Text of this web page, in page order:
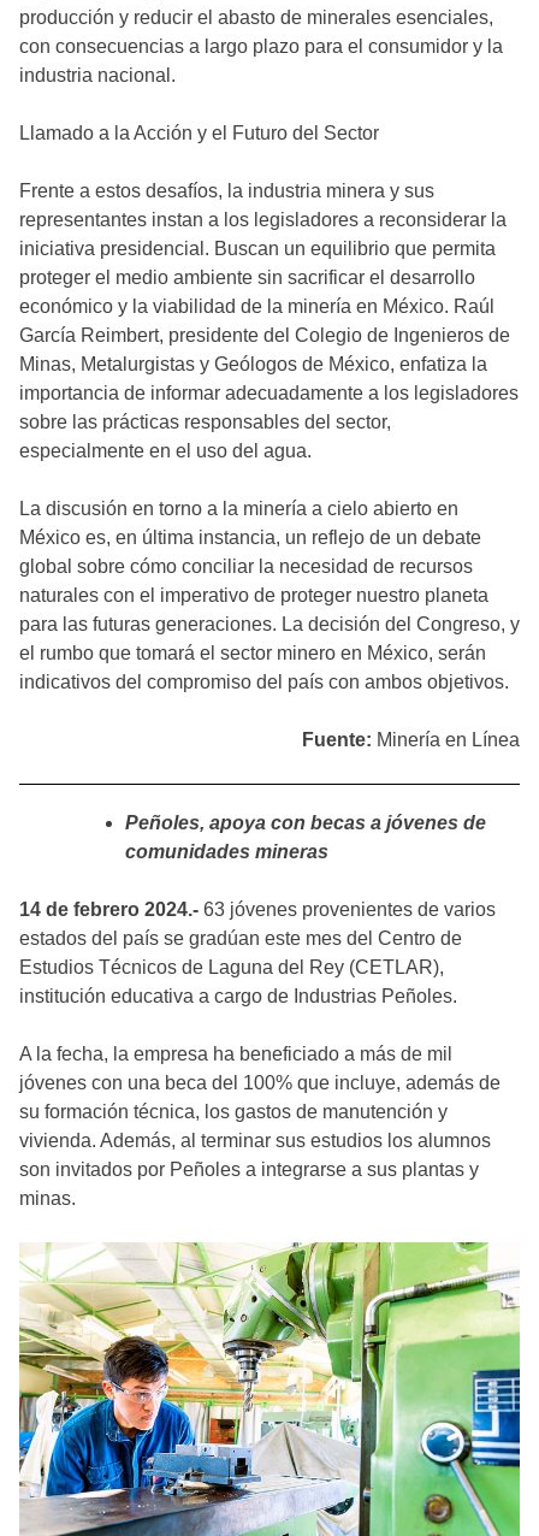
producción y reducir el abasto de minerales esenciales,
con consecuencias a largo plazo para el consumidor y la
industria nacional.
Llamado a la Acción y el Futuro del Sector
Frente a estos desafíos, la industria minera y sus
representantes instan a los legisladores a reconsiderar la
iniciativa presidencial. Buscan un equilibrio que permita
proteger el medio ambiente sin sacrificar el desarrollo
económico y la viabilidad de la minería en México. Raúl
García Reimbert, presidente del Colegio de Ingenieros de
Minas, Metalurgistas y Geólogos de México, enfatiza la
importancia de informar adecuadamente a los legisladores
sobre las prácticas responsables del sector,
especialmente en el uso del agua.
La discusión en torno a la minería a cielo abierto en
México es, en última instancia, un reflejo de un debate
global sobre cómo conciliar la necesidad de recursos
naturales con el imperativo de proteger nuestro planeta
para las futuras generaciones. La decisión del Congreso, y
el rumbo que tomará el sector minero en México, serán
indicativos del compromiso del país con ambos objetivos.
Fuente: Minería en Línea
Peñoles, apoya con becas a jóvenes de
comunidades mineras
14 de febrero 2024.- 63 jóvenes provenientes de varios
estados del país se gradúan este mes del Centro de
Estudios Técnicos de Laguna del Rey (CETLAR),
institución educativa a cargo de Industrias Peñoles.
A la fecha, la empresa ha beneficiado a más de mil
jóvenes con una beca del 100% que incluye, además de
su formación técnica, los gastos de manutención y
vivienda. Además, al terminar sus estudios los alumnos
son invitados por Peñoles a integrarse a sus plantas y
minas.